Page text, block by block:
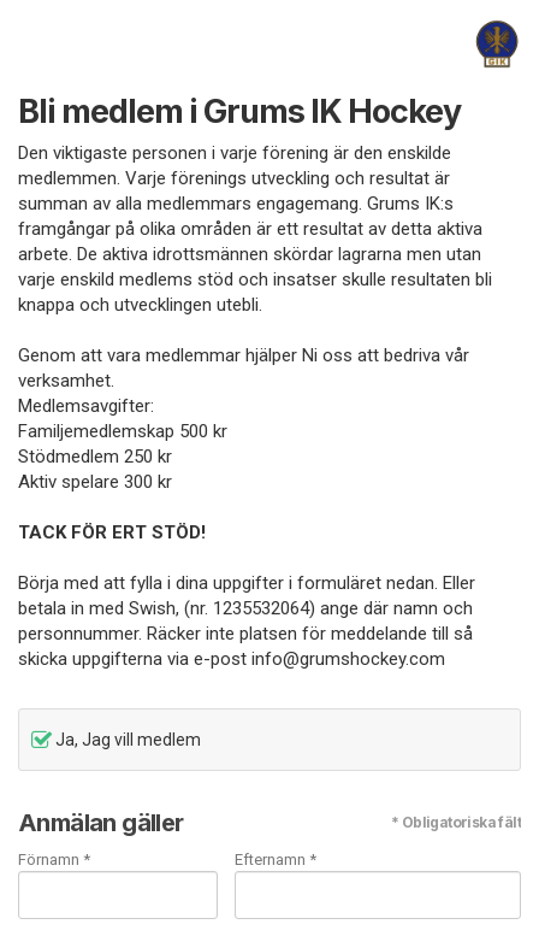
Bli medlem i Grums IK Hockey
Den viktigaste personen i varje förening är den enskilde
medlemmen. Varje förenings utveckling och resultat är
summan av alla medlemmars engagemang. Grums IK:s
framgångar på olika områden är ett resultat av detta aktiva
arbete. De aktiva idrottsmännen skördar lagrarna men utan
varje enskild medlems stöd och insatser skulle resultaten bli
knappa och utvecklingen utebli.
Genom att vara medlemmar hjälper Ni oss att bedriva vår
verksamhet.
Medlemsavgifter:
Familjemedlemskap 500 kr
Stödmedlem 250 kr
Aktiv spelare 300 kr
TACK FÖR ERT STÖD!
Börja med att fylla i dina uppgifter i formuläret nedan. Eller
betala in med Swish, (nr. 1235532064) ange där namn och
personnummer. Räcker inte platsen för meddelande till så
skicka uppgifterna via e-post info@grumshockey.com
Ja, Jag vill medlem
Anmälan gäller * Obligatoriska fält
Förnamn * Efternamn *